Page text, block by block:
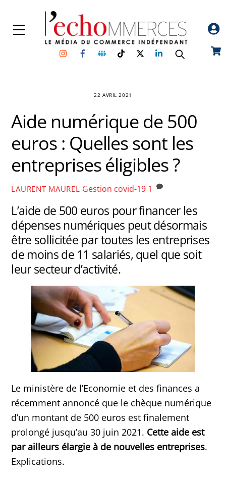
content
Menu
InstagramFacebookGroupe
Facebook
TikTokTwitterLinkedin
22 AVRIL 2021
Aide numérique de 500
euros : Quelles sont les
entreprises éligibles ?
LAURENT MAUREL Gestion covid-19 1
L’aide de 500 euros pour financer les
dépenses numériques peut désormais
être sollicitée par toutes les entreprises
de moins de 11 salariés, quel que soit
leur secteur d’activité.
Le ministère de l’Economie et des finances a
récemment annoncé que le chèque numérique
d’un montant de 500 euros est finalement
prolongé jusqu’au 30 juin 2021. Cette aide est
par ailleurs élargie à de nouvelles entreprises.
Explications.